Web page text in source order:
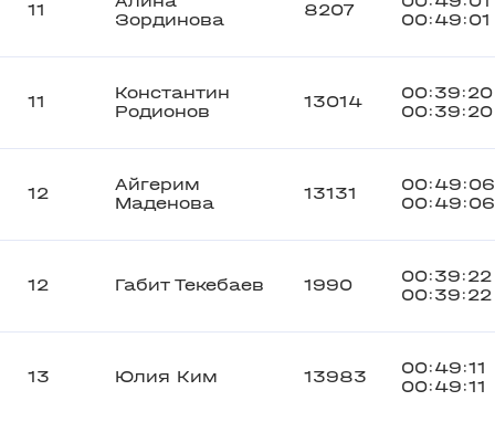
11
Зординова
8207
00:49:01
11
Константин
Родионов
13014
00:39:20
00:39:20
12
Айгерим
Маденова
13131
00:49:06
00:49:06
12 Габит Текебаев 1990
00:39:22
00:39:22
13 Юлия Ким 13983
00:49:11
00:49:11